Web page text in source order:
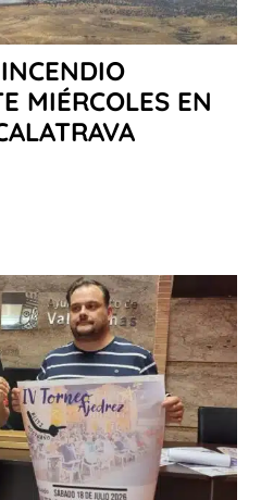
MIÉRCOLES EN